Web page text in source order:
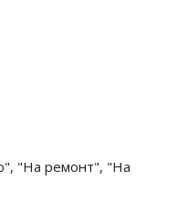
"На ремонт", "На